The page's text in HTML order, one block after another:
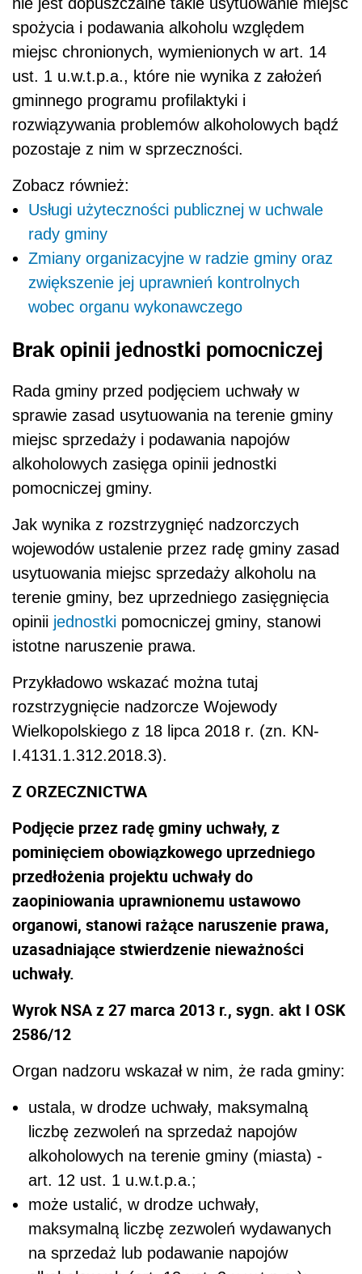
spożycia i podawania alkoholu względem
miejsc chronionych, wymienionych w art. 14
ust. 1 u.w.t.p.a., które nie wynika z założeń
gminnego programu profilaktyki i
rozwiązywania problemów alkoholowych bądź
pozostaje z nim w sprzeczności.
Zobacz również:
Usługi użyteczności publicznej w uchwale
rady gminy
Zmiany organizacyjne w radzie gminy oraz
zwiększenie jej uprawnień kontrolnych
wobec organu wykonawczego
Brak opinii jednostki pomocniczej
Rada gminy przed podjęciem uchwały w
sprawie zasad usytuowania na terenie gminy
miejsc sprzedaży i podawania napojów
alkoholowych zasięga opinii jednostki
pomocniczej gminy.
Jak wynika z rozstrzygnięć nadzorczych
wojewodów ustalenie przez radę gminy zasad
usytuowania miejsc sprzedaży alkoholu na
terenie gminy, bez uprzedniego zasięgnięcia
opinii jednostki pomocniczej gminy, stanowi
istotne naruszenie prawa.
Przykładowo wskazać można tutaj
rozstrzygnięcie nadzorcze Wojewody
Wielkopolskiego z 18 lipca 2018 r. (zn. KN-
I.4131.1.312.2018.3).
Z ORZECZNICTWA
Podjęcie przez radę gminy uchwały, z
pominięciem obowiązkowego uprzedniego
przedłożenia projektu uchwały do
zaopiniowania uprawnionemu ustawowo
organowi, stanowi rażące naruszenie prawa,
uzasadniające stwierdzenie nieważności
uchwały.
Wyrok NSA z 27 marca 2013 r., sygn. akt I OSK
2586/12
Organ nadzoru wskazał w nim, że rada gminy:
ustala, w drodze uchwały, maksymalną
liczbę zezwoleń na sprzedaż napojów
alkoholowych na terenie gminy (miasta) -
art. 12 ust. 1 u.w.t.p.a.;
może ustalić, w drodze uchwały,
maksymalną liczbę zezwoleń wydawanych
na sprzedaż lub podawanie napojów